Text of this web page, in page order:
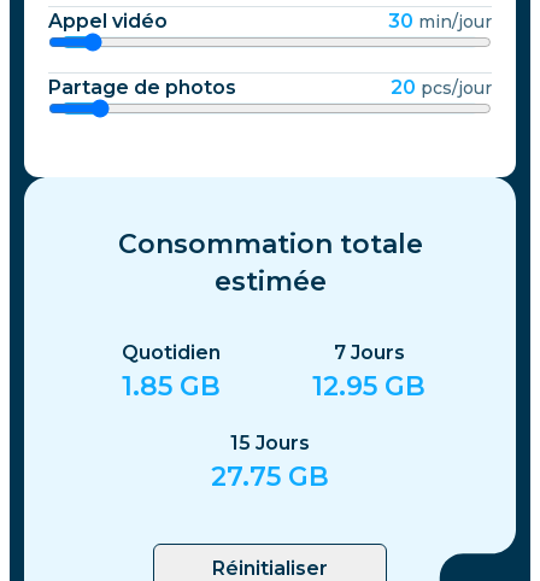
Appel vidéo 30 min/jour
Partage de photos 20 pcs/jour
Consommation totale
estimée
Quotidien
1.85 GB
7 Jours
12.95 GB
15 Jours
27.75 GB
Réinitialiser